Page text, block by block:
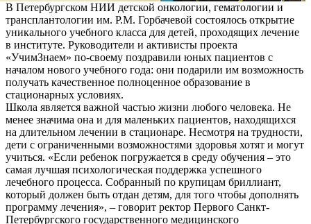
В Петербургском НИИ детской онкологии, гематологии и
трансплантологии им. Р.М. Горбачевой состоялось открытие
уникального учебного класса для детей, проходящих лечение
в институте. Руководители и активисты проекта
«УчимЗнаем» по-своему поздравили юных пациентов с
началом нового учебного года: они подарили им возможность
получать качественное полноценное образование в
стационарных условиях.
Школа является важной частью жизни любого человека. Не
менее значима она и для маленьких пациентов, находящихся
на длительном лечении в стационаре. Несмотря на трудности,
дети с ограниченными возможностями здоровья хотят и могут
учиться. «Если ребенок погружается в среду обучения – это
самая лучшая психологическая поддержка успешного
лечебного процесса. Собранный по крупицам бриллиант,
который должен быть отдан детям, для того чтобы дополнять
программу лечения», – говорит ректор Первого Санкт-
Петербургского государственного медицинского